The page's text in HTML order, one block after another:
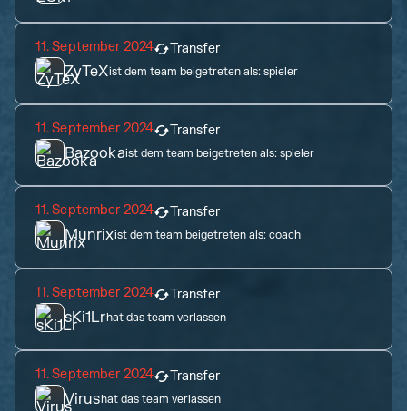
11. September 2024 Transfer
ZyTeXist dem team beigetreten als:spieler
11. September 2024 Transfer
Bazookaist dem team beigetreten als:spieler
11. September 2024 Transfer
Munrixist dem team beigetreten als:coach
11. September 2024 Transfer
sKi1Lrhat das team verlassen
11. September 2024 Transfer
Virushat das team verlassen